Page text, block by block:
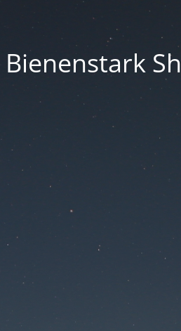
Bienenstark